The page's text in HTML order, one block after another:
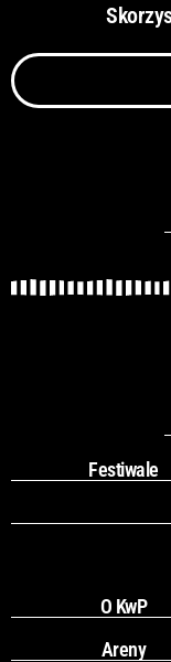
Szukaj
Festiwale
O KwP
Areny